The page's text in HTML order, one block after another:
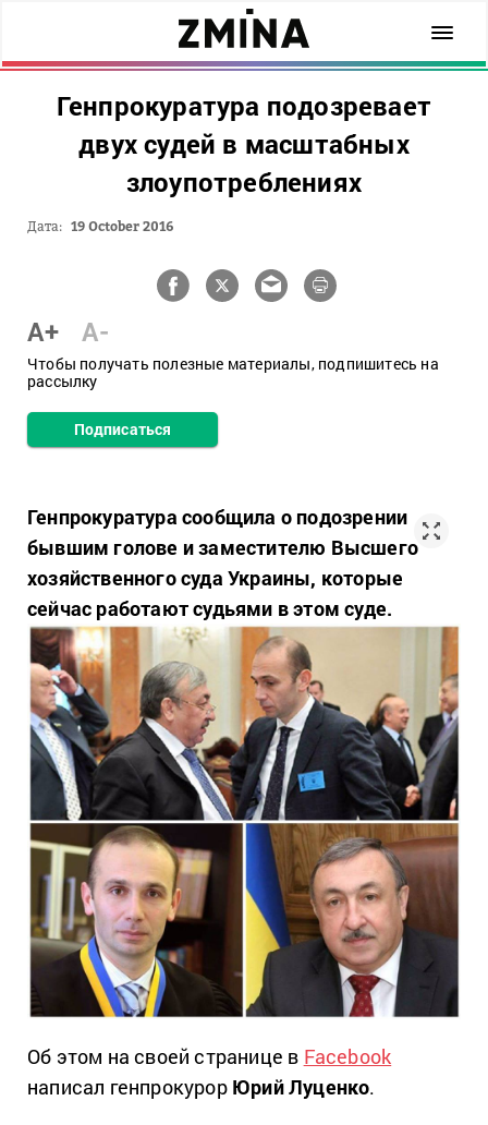
Генпрокуратура подозревает
двух судей в масштабных
злоупотреблениях
Дата: 19 October 2016
A+ A-
Чтобы получать полезные материалы, подпишитесь на
рассылку
Подписаться
Генпрокуратура сообщила о подозрении
бывшим голове и заместителю Высшего
хозяйственного суда Украины, которые
сейчас работают судьями в этом суде.
Об этом на своей странице в Facebook
написал генпрокурор Юрий Луценко.